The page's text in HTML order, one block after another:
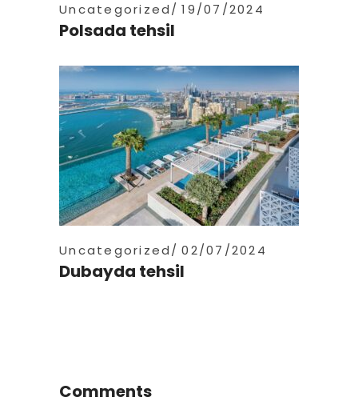
Uncategorized 19/07/2024
Polsada tehsil
Uncategorized 02/07/2024
Dubayda tehsil
Comments